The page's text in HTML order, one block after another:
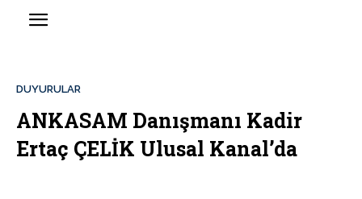
DUYURULAR
ANKASAM Danışmanı Kadir
Ertaç ÇELİK Ulusal Kanal’da